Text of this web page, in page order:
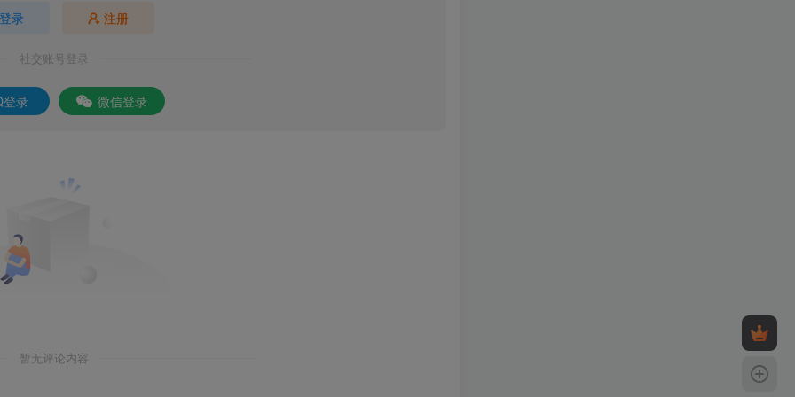
登录 注册
社交账号登录
录 微信登录
暂无评论内容